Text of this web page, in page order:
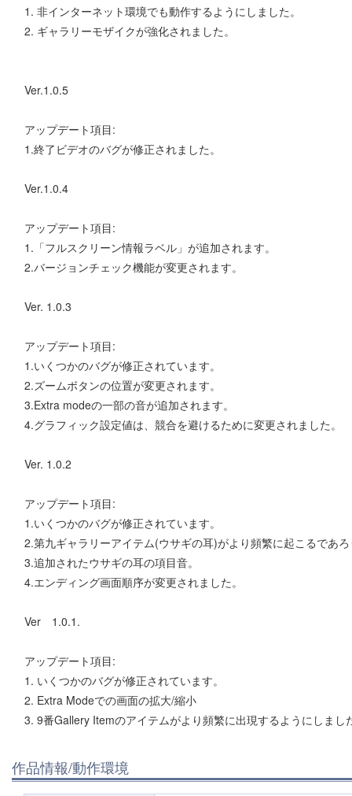
1. 非インターネット環境でも動作するようにしました。
2. ギャラリーモザイクが強化されました。
Ver.1.0.5
アップデート項目:
1.終了ビデオのバグが修正されました。
Ver.1.0.4
アップデート項目:
1.「フルスクリーン情報ラベル」が追加されます。
2.バージョンチェック機能が変更されます。
Ver. 1.0.3
アップデート項目:
1.いくつかのバグが修正されています。
2.ズームボタンの位置が変更されます。
3.Extra modeの一部の音が追加されます。
4.グラフィック設定値は、競合を避けるために変更されました。
Ver. 1.0.2
アップデート項目:
1.いくつかのバグが修正されています。
2.第九ギャラリーアイテム(ウサギの耳)がより頻繁に起こるであ
3.追加されたウサギの耳の項目音。
4.エンディング画面順序が変更されました。
Ver 1.0.1.
アップデート項目:
1. いくつかのバグが修正されています。
2. Extra Modeでの画面の拡大/縮小
3. 9番Gallery Itemのアイテムがより頻繁に出現するようにしまし
作品情報/動作環境